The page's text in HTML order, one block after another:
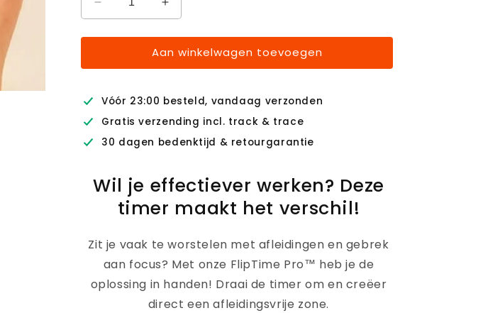
Aantal
verlagen
voor
Pro™
Aantal
verhogen
voor
FlipTime
Pro™
Aan winkelwagen toevoegen
Vóór 23:00 besteld, vandaag verzonden
Gratis verzending incl. track & trace
30 dagen bedenktijd & retourgarantie
Wil je effectiever werken? Deze
timer maakt het verschil!
Zit je vaak te worstelen met afleidingen en gebrek
aan focus? Met onze FlipTime Pro™ heb je de
oplossing in handen! Draai de timer om en creëer
direct een afleidingsvrije zone.